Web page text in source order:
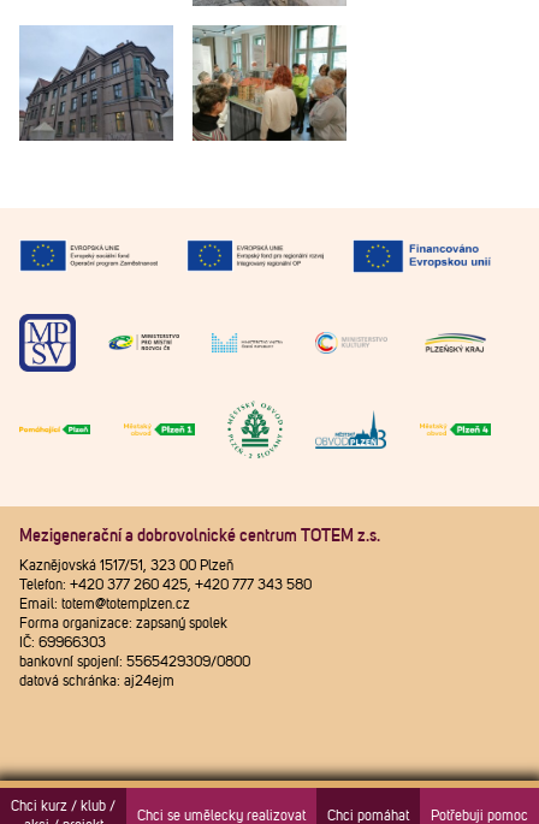
Chci kurz / klub /
Chci se umělecky realizovat Chci pomáhat Potřebuji pomoc
Mezigenerační a dobrovolnické centrum TOTEM z.s.
Kaznějovská 1517/51, 323 00 Plzeň
Telefon: +420 377 260 425, +420 777 343 580
Email: totem@totemplzen.cz
Forma organizace: zapsaný spolek
IČ: 69966303
bankovní spojení: 5565429309/0800
datová schránka: aj24ejm